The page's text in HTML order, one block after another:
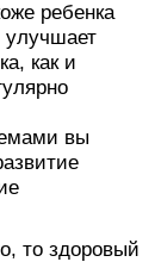
ребенка
улучшает
как и
вы
то здоровый